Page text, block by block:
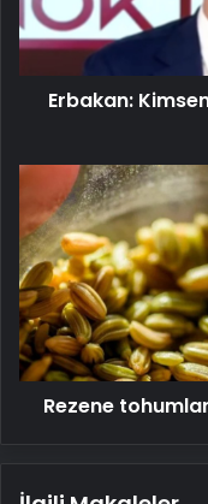
yok
Erbakan:
Rezene
tohumları
kalp
hastalıklarının
düşmanı
Rezene